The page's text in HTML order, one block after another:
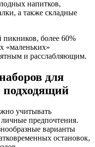
напитков,
а также складные
более 60%
«маленьких»
и расслабляющим.
для
учитывать
предпочтения.
варианты
остановок,